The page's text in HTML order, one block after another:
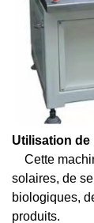
Utilisation
Cette
solaires, de
biologiques,
produits.